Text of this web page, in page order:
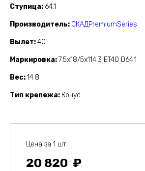
Ступица 64.1
Производитель СКАДPremiumSeries
Вылет 40
Маркировка 7.5x18/5x114.3 ET40 D64.1
Вес 14.8
Тип крепежа Конус
Цена за 1 шт.
20 820